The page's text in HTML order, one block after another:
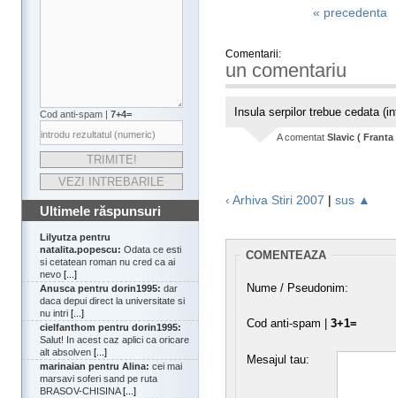
Cod anti-spam | 7+4=
Ultimele răspunsuri
Lilyutza pentru
natalita.popescu: Odata ce esti
si cetatean roman nu cred ca ai
nevo [...]
Anusca pentru dorin1995: dar
daca depui direct la universitate si
nu intri [...]
cielfanthom pentru dorin1995:
Salut! In acest caz aplici ca oricare
alt absolven [...]
marinaian pentru Alina: cei mai
marsavi soferi sand pe ruta
BRASOV-CHISINA[...]
« precedenta
Comentarii:
un comentariu
Insula serpilor trebue cedata
A comentat Slavic ( Franta
‹ Arhiva Stiri 2007 | sus ▲
COMENTEAZA
Nume / Pseudonim:
Cod anti-spam | 3+1=
Mesajul tau: